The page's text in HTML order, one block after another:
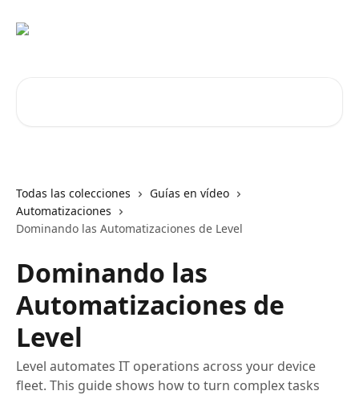
Todas las colecciones
Guías en vídeo
Automatizaciones
Dominando las Automatizaciones de Level
Dominando las
Automatizaciones de
Level
Level automates IT operations across your device
fleet. This guide shows how to turn complex tasks